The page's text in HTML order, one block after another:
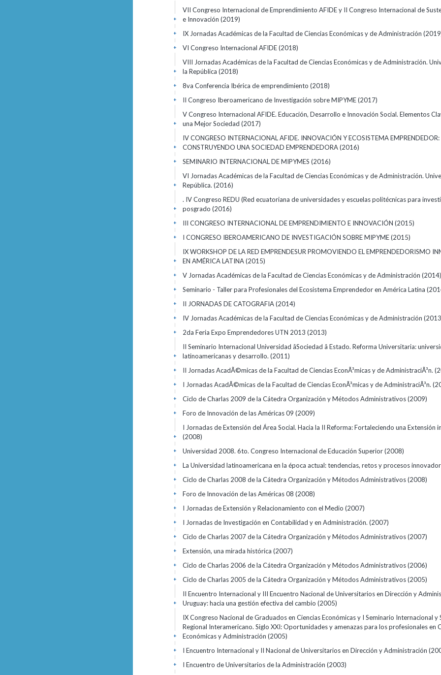
VII Congreso Internacional de Emprendimiento AFIDE y II Congreso Internacional de
e Innovación (2019)
+
IX Jornadas Académicas de la Facultad de Ciencias Económicas y de Administración
+
VI Congreso Internacional AFIDE(2018)
+
VIII Jornadas Académicas de la Facultad de Ciencias Económicas y de Administración.
la República (2018)
+
8va Conferencia Ibérica de emprendimiento (2018)
+
II Congreso Iberoamericano de Investigación sobre MIPYME(2017)
+
V Congreso Internacional AFIDE. Educación, Desarrollo e Innovación Social. Elementos
una Mejor Sociedad (2017)
+
IV CONGRESO INTERNACIONAL AFIDE. INNOVACIÓN Y ECOSISTEMA EMPRENDEDOR:
CONSTRUYENDO UNA SOCIEDAD EMPRENDEDORA(2016)
+
SEMINARIO INTERNACIONAL DE MIPYMES (2016)
+
VI Jornadas Académicas de la Facultad de Ciencias Económicas y de Administración.
República. (2016)
+
. IV Congreso REDU (Red ecuatoriana de universidades y escuelas politécnicas para
posgrado (2016)
+
III CONGRESO INTERNACIONAL DE EMPRENDIMIENTO E INNOVACIÓN (2015)
+
I CONGRESO IBEROAMERICANO DE INVESTIGACIÓN SOBRE MIPYME(2015)
+
IX WORKSHOP DE LA RED EMPRENDESUR PROMOVIENDO EL EMPRENDEDORISMO
EN AMÉRICA LATINA(2015)
+
V Jornadas Académicas de la Facultad de Ciencias Económicas y de Administración (2014)
+
Seminario - Taller para Profesionales del Ecosistema Emprendedor en América Latina
+
II JORNADAS DE CATOGRAFIA(2014)
+
IV Jornadas Académicas de la Facultad de Ciencias Económicas y de Administración
+
2da Feria Expo Emprendedores UTN 2013 (2013)
+
II Seminario Internacional Universidad âSociedad â Estado. Reforma Universitaria:
latinoamericanas y desarrollo. (2011)
+
II Jornadas AcadÃ©micas de la Facultad de Ciencias EconÃ³micas y de AdministraciÃ³n.
+
I Jornadas AcadÃ©micas de la Facultad de Ciencias EconÃ³micas y de AdministraciÃ³n.
+
Ciclo de Charlas 2009 de la Cátedra Organización y Métodos Administrativos(2009)
+
Foro de Innovación de las Américas 09 (2009)
+
I Jornadas de Extensión del Área Social. Hacia la II Reforma: Fortaleciendo una Extensión
(2008)
+
Universidad 2008. 6to. Congreso Internacional de Educación Superior(2008)
+
La Universidad latinoamericana en la época actual: tendencias, retos y procesos
+
Ciclo de Charlas 2008 de la Cátedra Organización y Métodos Administrativos(2008)
+
Foro de Innovación de las Américas 08 (2008)
+
I Jornadas de Extensión y Relacionamiento con el Medio (2007)
+
I Jornadas de Investigación en Contabilidad y en Administración. (2007)
+
Ciclo de Charlas 2007 de la Cátedra Organización y Métodos Administrativos(2007)
+
Extensión, una mirada histórica (2007)
+
Ciclo de Charlas 2006 de la Cátedra Organización y Métodos Administrativos(2006)
+
Ciclo de Charlas 2005 de la Cátedra Organización y Métodos Administrativos(2005)
+
II Encuentro Internacional y III Encuentro Nacional de Universitarios en Dirección y
Uruguay: hacia una gestión efectiva del cambio (2005)
+
IX Congreso Nacional de Graduados en Ciencias Económicas y I Seminario Internacional y
Regional Interamericano. Siglo XXI: Oportunidades y amenazas para los profesionales en
Económicas y Administración (2005)
+
I Encuentro Internacional y II Nacional de Universitarios en Dirección y Administración
+
I Encuentro de Universitarios de la Administración (2003)
+